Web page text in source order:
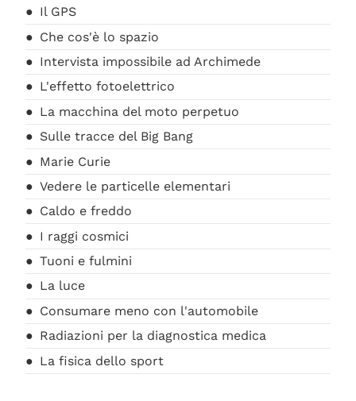
Il GPS
Che cos'è lo spazio
Intervista impossibile ad Archimede
L'effetto fotoelettrico
La macchina del moto perpetuo
Sulle tracce del Big Bang
Marie Curie
Vedere le particelle elementari
Caldo e freddo
I raggi cosmici
Tuoni e fulmini
La luce
Consumare meno con l'automobile
Radiazioni per la diagnostica medica
La fisica dello sport